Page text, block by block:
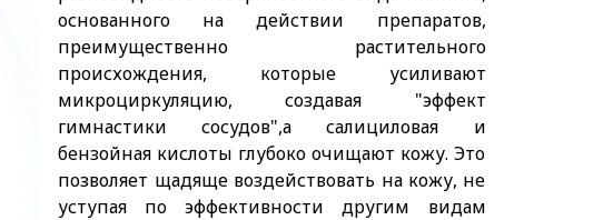
основанного на действии препаратов,
преимущественно растительного
происхождения, которые усиливают
микроциркуляцию, создавая "эффект
гимнастики сосудов",а салициловая и
бензойная кислоты глубоко очищают кожу. Это
позволяет щадяще воздействовать на кожу, не
уступая по эффективности другим видам